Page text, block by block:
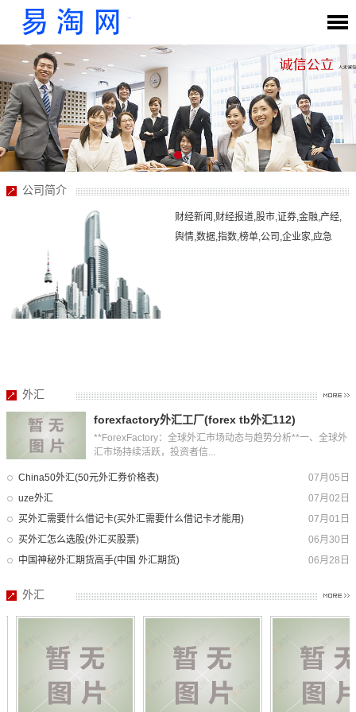
公司简介
财经新闻,财经报道,股市,证券,金融,产经,
舆情,数据,指数,榜单,公司,企业家,应急
外汇
forexfactory外汇工厂(forex tb外汇112)
**ForexFactory：全球外汇市场动态与趋势分析**一、全球外
汇市场持续活跃，投资者信...
07月05日
China50外汇(50元外汇券价格表)
07月02日
uze外汇
07月01日
买外汇需要什么借记卡(买外汇需要什么借记卡才能用)
06月30日
买外汇怎么选股(外汇买股票)
06月28日
中国神秘外汇期货高手(中国 外汇期货)
外汇